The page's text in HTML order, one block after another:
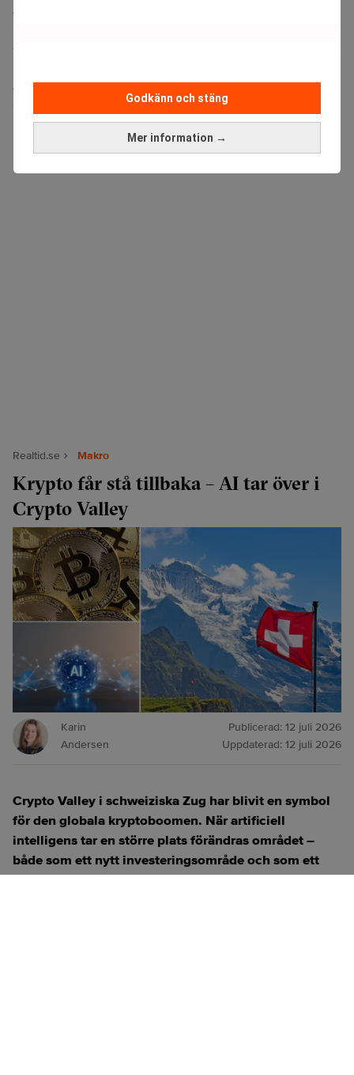
Mer information →
Godkänn och stäng
Sista ansökningsdag:
Medarbetare inom Intern styrning och kontroll till Alecta
Sista ansökningsdag:13/06/2026
ANNONS
Realtid.se Makro
Krypto får stå tillbaka – AI tar över i
Crypto Valley
Karin
Andersen
Publicerad: 12 juli 2026
Uppdaterad: 12 juli 2026
Crypto Valley i schweiziska Zug har blivit en symbol
för den globala kryptoboomen. När artificiell
intelligens tar en större plats förändras området –
både som ett nytt investeringsområde och som ett
verktyg för att utveckla kryptotekniken.